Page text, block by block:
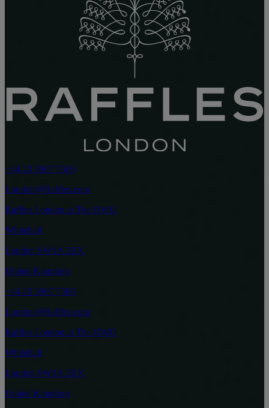
+44 20 3907 7500
London@Raffles.com
Raffles London at The OWO
Whitehall
London SW1A 2BX
United Kingdom
+44 20 3907 7500
London@Raffles.com
Raffles London at The OWO
Whitehall
London SW1A 2BX
United Kingdom